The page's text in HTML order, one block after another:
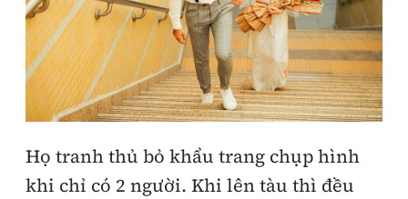
Họ tranh thủ bỏ khẩu trang chụp hình
khi chỉ có 2 người. Khi lên tàu thì đều